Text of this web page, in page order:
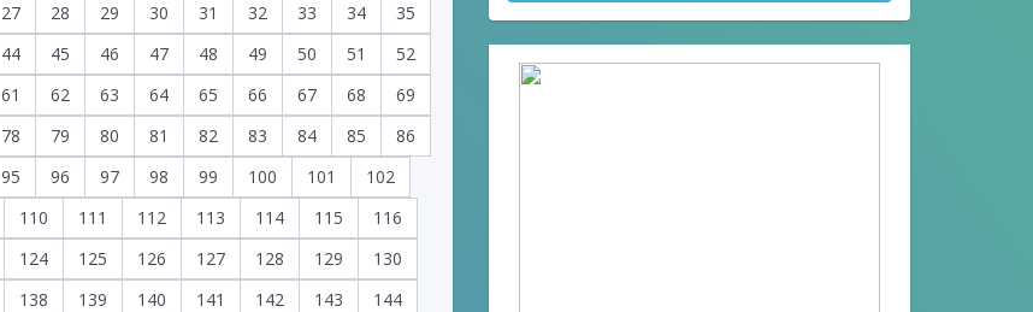
27 28 29 30 31 32 33 34
35
44 45 46 47 48 49 50 51
52
61 62 63 64 65 66 67 68
69
78 79 80 81 82 83 84 85
86
95 96 97 98 99 100 101
102
110 111 112 113 114 115
116
124 125 126 127 128 129
130
138 139 140 141 142 143
144